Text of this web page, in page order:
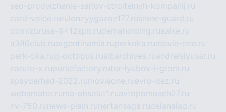
seo-prodvizhenie-sajtov-stroitelnyh-kompanij.ru
card-voice.ru rulonnyygazon177.rusnow-guard.ru
domizbrusa-9x12spb.rudemaholding.ruaalse.ru
a380club.ruargentinamia.ruperkoka.ru movie-one.ru
perk-oka.rug-octopus.rusibarchives.ruandreislyusar.ru
naruto-x.rupursefactory.rutor-lyubov-i-grom.ru
spayderhed-2022.ru movieone.ruevro-dez.ru
webamator.ru ma-absolut1.ruavtopomosch27.ru
nv-750.ru news-plain.ru nertansaga.rudelanalad.ru